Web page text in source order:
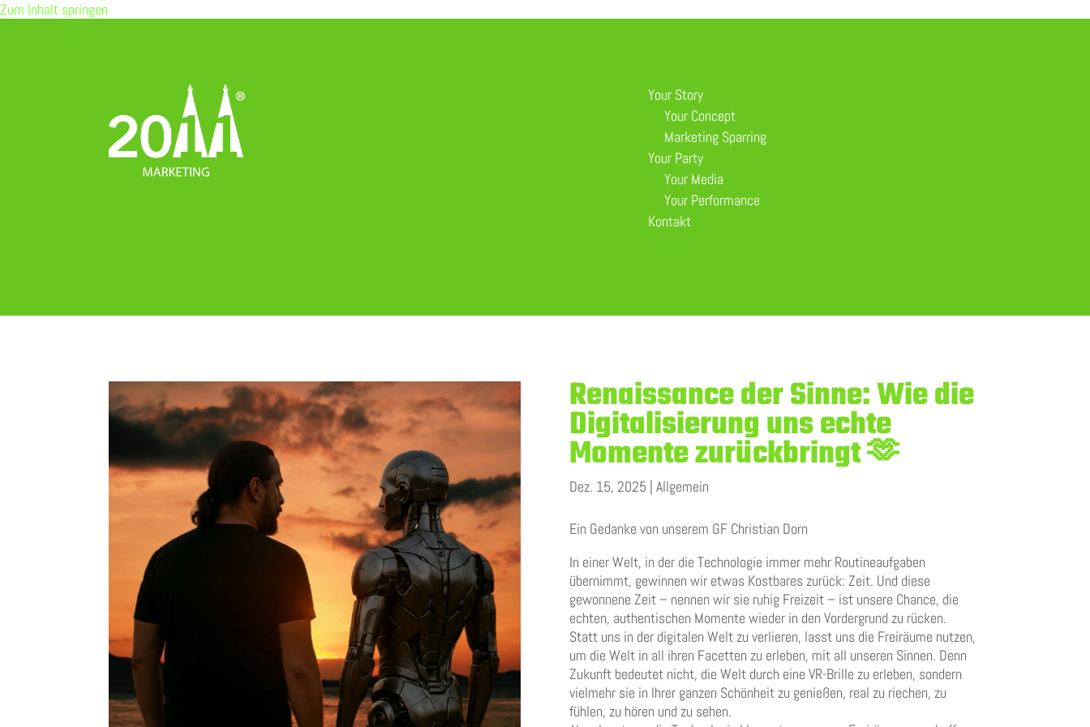
Zum Inhalt springen
Your Story
Your Concept
Marketing Sparring
Your Party
Your Media
Your Performance
Kontakt
Renaissance der Sinne: Wie die
Digitalisierung uns echte
Momente zurückbringt 🫶
Dez. 15, 2025 | Allgemein
Ein Gedanke von unserem GF Christian Dorn
In einer Welt, in der die Technologie immer mehr Routineaufgaben
übernimmt, gewinnen wir etwas Kostbares zurück: Zeit. Und diese
gewonnene Zeit – nennen wir sie ruhig Freizeit – ist unsere Chance, die
echten, authentischen Momente wieder in den Vordergrund zu rücken.
Statt uns in der digitalen Welt zu verlieren, lasst uns die Freiräume nutzen,
um die Welt in all ihren Facetten zu erleben, mit all unseren Sinnen. Denn
Zukunft bedeutet nicht, die Welt durch eine VR-Brille zu erleben, sondern
vielmehr sie in Ihrer ganzen Schönheit zu genießen, real zu riechen, zu
fühlen, zu hören und zu sehen.